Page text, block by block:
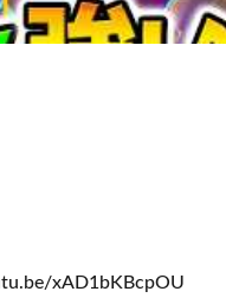
xAD1bKBcpOU